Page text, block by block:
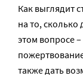
Как выглядит
на то, сколько
этом вопросе
также дать